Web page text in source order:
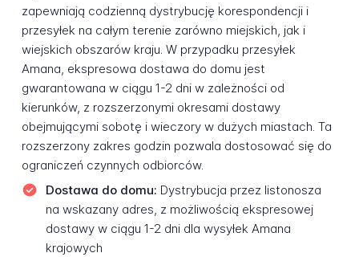
zapewniają codzienną dystrybucję korespondencji i
przesyłek na całym terenie zarówno miejskich, jak i
wiejskich obszarów kraju. W przypadku przesyłek
Amana, ekspresowa dostawa do domu jest
gwarantowana w ciągu 1-2 dni w zależności od
kierunków, z rozszerzonymi okresami dostawy
obejmującymi sobotę i wieczory w dużych miastach. Ta
rozszerzony zakres godzin pozwala dostosować się do
ograniczeń czynnych odbiorców.
Dostawa do domu: Dystrybucja przez listonosza
na wskazany adres, z możliwością ekspresowej
dostawy w ciągu 1-2 dni dla wysyłek Amana
krajowych